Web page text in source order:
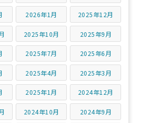
2026年1月 2025年12月
2025年10月 2025年9月
2025年7月 2025年6月
2025年4月 2025年3月
2025年1月 2024年12月
2024年10月 2024年9月